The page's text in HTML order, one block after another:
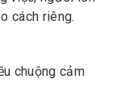
cách riêng.
chuộng cảm